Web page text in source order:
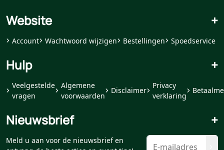
Website +
Account Wachtwoord wijzigen Bestellingen Spoedservice
Hulp +
Veelgestelde
vragen
Algemene
voorwaarden
Disclaimer
Privacy
verklaring
Nieuwsbrief +
Meld u aan voor de nieuwsbrief en